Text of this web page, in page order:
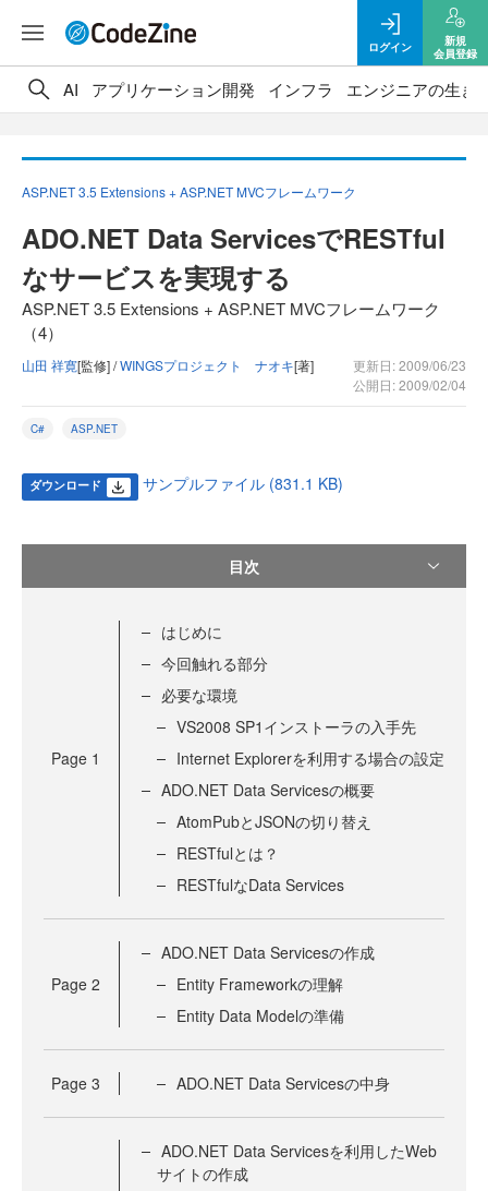
ログイン
新規
会員登録
AI アプリケーション開発 インフラ エンジニアの生き
ASP.NET 3.5 Extensions + ASP.NET MVCフレームワーク
ADO.NET Data ServicesでRESTful
なサービスを実現する
ASP.NET 3.5 Extensions + ASP.NET MVCフレームワーク
（4）
山田 祥寛[監修] /WINGSプロジェクト ナオキ[著]
更新日: 2009/06/23
公開日: 2009/02/04
C# ASP.NET
ダウンロード サンプルファイル (831.1 KB)
目次
Page 1
はじめに
今回触れる部分
必要な環境
VS2008 SP1インストーラの入手先
Internet Explorerを利用する場合の設定
ADO.NET Data Servicesの概要
AtomPubとJSONの切り替え
RESTfulとは？
RESTfulなData Services
Page 2
ADO.NET Data Servicesの作成
Entity Frameworkの理解
Entity Data Modelの準備
Page 3 ADO.NET Data Servicesの中身
ADO.NET Data Servicesを利用したWeb
サイトの作成